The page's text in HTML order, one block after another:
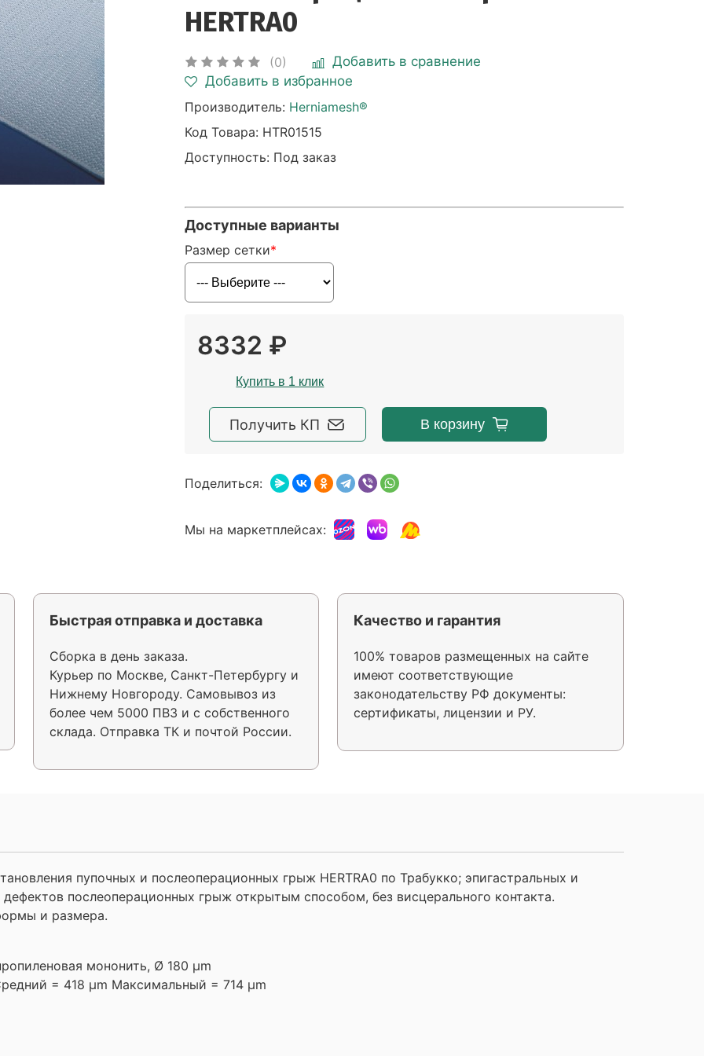
HERTRA0
(0)
Добавить в сравнение
Добавить в избранное
Производитель: Herniamesh®
Код Товара: HTR01515
Доступность: Под заказ
Доступные варианты
Размер сетки
8332 ₽
Купить в 1 клик
Получить КП В корзину
Поделиться:
Мы на маркетплейсах:
Быстрая отправка и доставка
Сборка в день заказа.
Курьер по Москве, Санкт-Петербургу и
Нижнему Новгороду. Самовывоз из
более чем 5000 ПВЗ и с собственного
склада. Отправка ТК и почтой России.
Качество и гарантия
100% товаров размещенных на сайте
имеют соответствующие
законодательству РФ документы:
сертификаты, лицензии и РУ.
пупочных и послеоперационных грыж HERTRA0 по Трабукко; эпигастральных и
послеоперационных грыж открытым способом, без висцерального контакта.
и размера.
мононить, Ø 180 µm
= 418 µm Максимальный = 714 µm